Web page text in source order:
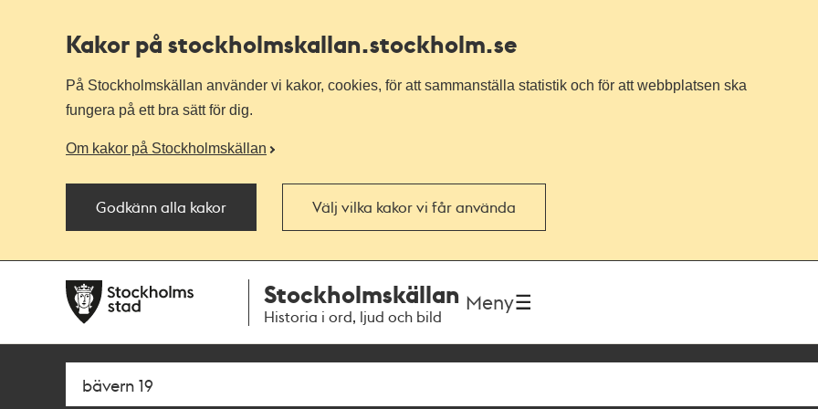
Kakor på stockholmskallan.stockholm.se
På Stockholmskällan använder vi kakor, cookies, för att sammanställa statistik och för att webbplatsen ska
fungera på ett bra sätt för dig.
Om kakor på Stockholmskällan
Godkänn alla kakor Välj vilka kakor vi får använda
navigationen
huvudinnehållet
Stockholmskällan
Historia i ord, ljud och bild
Meny
Sök